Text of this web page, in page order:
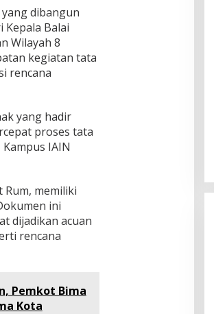
dibangun
Balai
Wilayah 8
kegiatan tata
rencana
yang hadir
proses tata
IAIN
memiliki
ini
dijadikan acuan
rencana
Pemkot Bima
Kota